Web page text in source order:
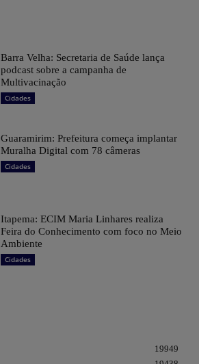
Barra Velha: Secretaria de Saúde lança
podcast sobre a campanha de
Multivacinação
Cidades
Guaramirim: Prefeitura começa implantar
Muralha Digital com 78 câmeras
Cidades
Itapema: ECIM Maria Linhares realiza
Feira do Conhecimento com foco no Meio
Ambiente
Cidades
19949